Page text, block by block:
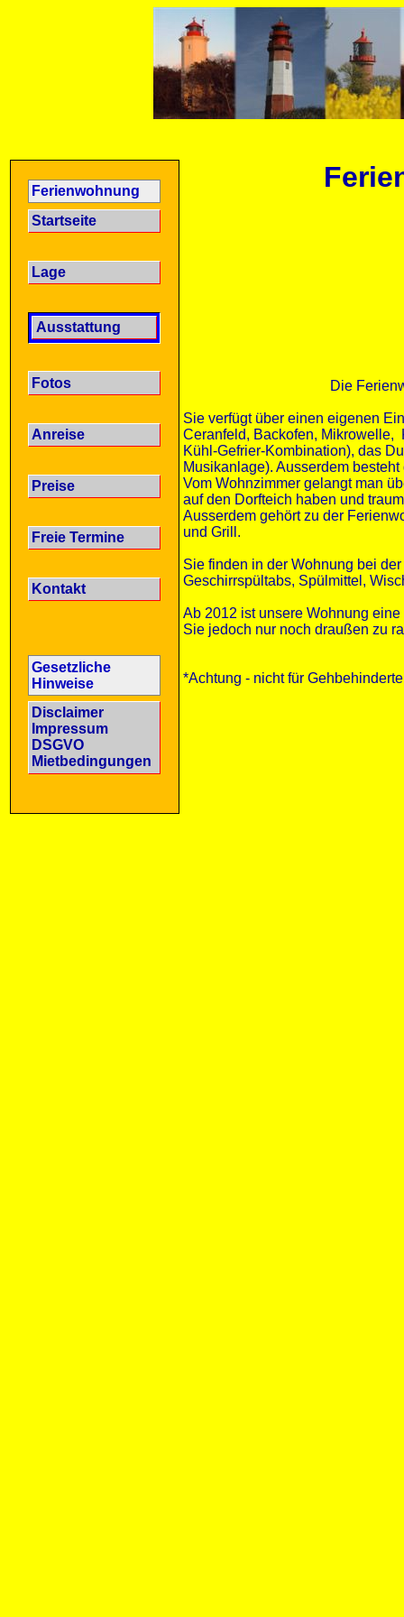
Ferienwohnung
Startseite
Lage
Ausstattung
Fotos
Anreise
Preise
Freie Termine
Kontakt
Gesetzliche
Hinweise
Disclaimer
Impressum
DSGVO
Mietbedingungen
Die
Sie verfügt über einen eigenen
Ceranfeld, Backofen, Mikrowelle,
Kühl-Gefrier-Kombination), das
Musikanlage). Ausserdem
Vom Wohnzimmer gelangt man
auf den Dorfteich haben und
Ausserdem gehört zu der
und Grill.
Sie finden in der Wohnung bei
Geschirrspültabs, Spülmittel,
Ab 2012 ist unsere Wohnung
Sie jedoch nur noch draußen zu
*Achtung - nicht für